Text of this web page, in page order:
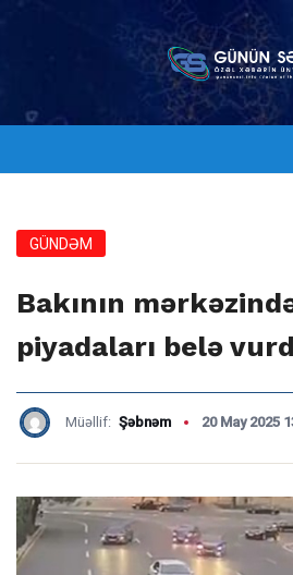
GÜNDƏM
Bakının
piyadaları belə
Müəllif: Şəbnəm 20 May 2025